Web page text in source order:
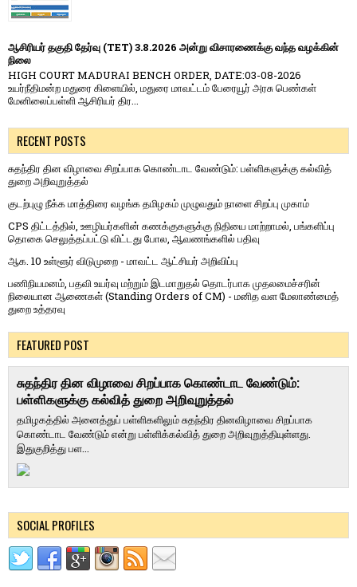
ஆசிரியர் தகுதி தேர்வு (TET) 3.8.2026 அன்று விசாரணைக்கு வந்த வழக்கின்
நிலை
HIGH COURT MADURAI BENCH ORDER, DATE:03-08-2026
உயர்நீதிமன்ற மதுரை கிளையில், மதுரை மாவட்டம் பேரையூர் அரசு பெண்கள்
மேனிலைப்பள்ளி ஆசிரியர் திர...
RECENT POSTS
சுதந்திர தின விழாவை சிறப்பாக கொண்டாட வேண்டும்: பள்ளிகளுக்கு கல்வித்
துறை அறிவுறுத்தல்
குடற்புழு நீக்க மாத்திரை வழங்க தமிழகம் முழுவதும் நாளை சிறப்பு முகாம்
CPS திட்டத்தில், ஊழியர்களின் கணக்குகளுக்கு நிதியை மாற்றாமல், பங்களிப்பு
தொகை செலுத்தப்பட்டு விட்டது போல, ஆவணங்களில் பதிவு
ஆக. 10 உள்ளூர் விடுமுறை - மாவட்ட ஆட்சியர் அறிவிப்பு
பணிநியமனம், பதவி உயர்வு மற்றும் இடமாறுதல் தொடர்பாக முதலமைச்சரின்
நிலையான ஆணைகள் (Standing Orders of CM) - மனித வள மேலாண்மைத்
துறை உத்தரவு
FEATURED POST
சுதந்திர தின விழாவை சிறப்பாக கொண்டாட வேண்டும்:
பள்ளிகளுக்கு கல்வித் துறை அறிவுறுத்தல்
தமிழகத்தில் அனைத்துப் பள்ளிகளிலும் சுதந்திர தினவிழாவை சிறப்பாக
கொண்டாட வேண்டும் என்று பள்ளிக்கல்வித் துறை அறிவுறுத்தியுள்ளது.
இதுகுறித்து பள...
SOCIAL PROFILES